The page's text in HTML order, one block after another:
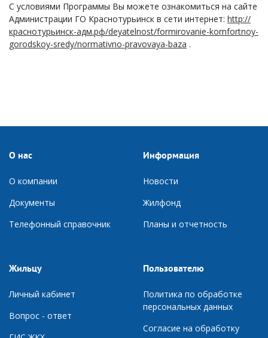
С условиями Программы Вы можете ознакомиться на сайте
Администрации ГО Краснотурьинск в сети интернет: http://
краснотурьинск-адм.рф/deyatelnost/formirovanie-komfortnoy-
gorodskoy-sredy/normativno-pravovaya-baza .
О нас
О компании
Документы
Телефонный справочник
Информация
Новости
Жилфонд
Планы и отчетность
Жильцу
Личный кабинет
Вопрос - ответ
Пользователю
Политика по обработке
персональных данных
Согласие на обработку